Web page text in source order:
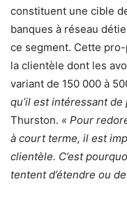
constituent une cible
banques à réseau
ce segment. Cette
la clientèle dont les
variant de 150 000 à
qu’il est intéressant
Thurston. « Pour
à court terme, il est
clientèle. C’est
tentent d’étendre ou